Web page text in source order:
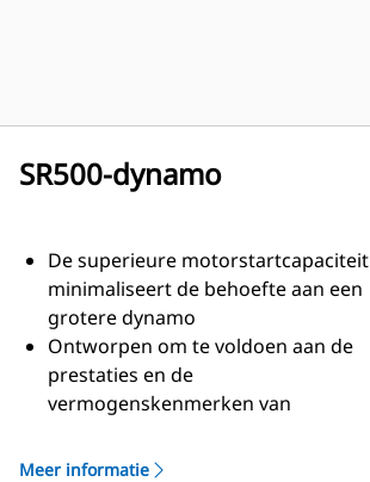
SR500-dynamo
De superieure motorstartcapaciteit
minimaliseert de behoefte aan een
grotere dynamo
Ontworpen om te voldoen aan de
prestaties en de
vermogenskenmerken van
Robuuste isolatieklasse H
Meer informatie